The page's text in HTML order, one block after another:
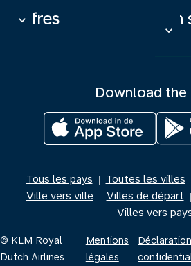
Offres
keyboard_arrow_down
keyboard_arrow_down
Download the
Tous les pays | Toutes les villes
Ville vers ville | Villes de départ |
Villes vers
© KLM Royal
Dutch Airlines
Mentions
légales